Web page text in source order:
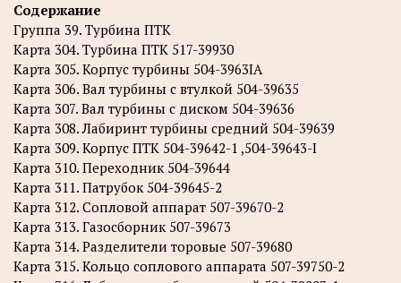
Содержание
Группа 39. Турбина ПТК
Карта 304. Турбина ПТК 517-39930
Карта 305. Корпус турбины 504-3963IA
Карта 306. Вал турбины с втулкой 504-39635
Карта 307. Вал турбины с диском 504-39636
Карта 308. Лабиринт турбины средний 504-39639
Карта 309. Корпус ПТК 504-39642-1 ,504-39643-I
Карта 310. Переходник 504-39644
Карта 311. Патрубок 504-39645-2
Карта 312. Сопловой аппарат 507-39670-2
Карта 313. Газосборник 507-39673
Карта 314. Разделители торовые 507-39680
Карта 315. Кольцо соплового аппарата 507-39750-2